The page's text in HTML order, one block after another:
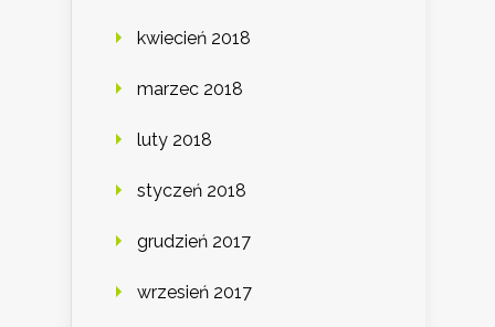
kwiecień 2018
marzec 2018
luty 2018
styczeń 2018
grudzień 2017
wrzesień 2017